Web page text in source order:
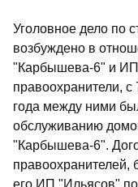
Уголовное дело по
возбуждено в
"Карбышева-6" и ИП
правоохранители,
года между ними
обслуживанию
"Карбышева-6".
правоохранителей,